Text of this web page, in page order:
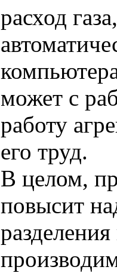
расход
может с
работу
его труд.
В целом,
повысит